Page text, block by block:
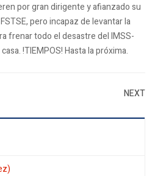
por gran dirigente y afianzado su
pero incapaz de levantar la
frenar todo el desastre del IMSS-
!TIEMPOS! Hasta la próxima.
NEXT